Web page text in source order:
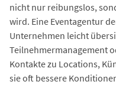
nicht nur reibungslos,
wird. Eine Eventagentur
Unternehmen leicht
Teilnehmermanagement
Kontakte zu Locations,
sie oft bessere